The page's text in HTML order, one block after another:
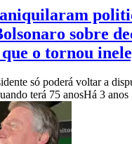
sobre
o tornou
só poderá voltar a
terá 75 anosHá 3 anos